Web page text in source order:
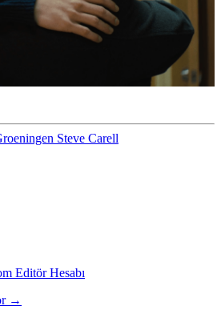
Steve Carell
Editör Hesabı
→